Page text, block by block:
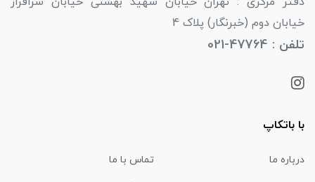
خیابان دوم (خبرنگار) پلاک 4
تلفن : 47764-021
با باتکاپ
درباره ما تماس با ما